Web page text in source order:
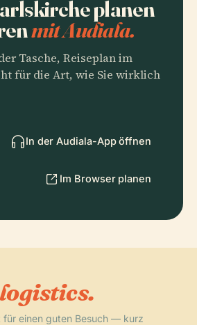
planen
mit Audiala.
Tasche, Reiseplan im
für die Art, wie Sie wirklich
In der Audiala-App öffnen
Im Browser planen
logistics.
für einen guten Besuch — kurz